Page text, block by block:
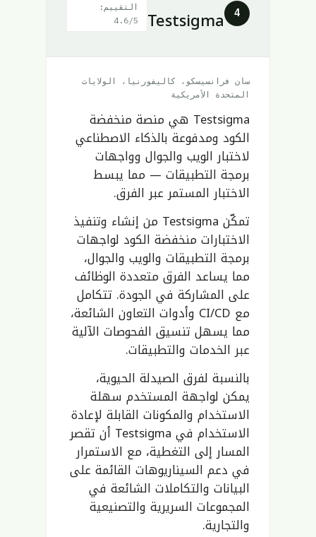
4
Testsigma
التقييم:
4.6/5
سان فرانسيسكو، كاليفورنيا، الولايات
المتحدة الأمريكية
Testsigma هي منصة منخفضة
الكود ومدفوعة بالذكاء الاصطناعي
لاختبار الويب والجوال وواجهات
برمجة التطبيقات — مما يبسط
الاختبار المستمر عبر الفرق.
تمكّن Testsigma من إنشاء وتنفيذ
الاختبارات منخفضة الكود لواجهات
برمجة التطبيقات والويب والجوال،
مما يساعد الفرق متعددة الوظائف
على المشاركة في الجودة. تتكامل
مع CI/CD وأدوات التعاون الشائعة،
مما يسهل تنسيق الفحوصات الآلية
عبر الخدمات والتطبيقات.
بالنسبة لفرق الصيدلة الحيوية،
يمكن لواجهة المستخدم سهلة
الاستخدام والمكونات القابلة لإعادة
الاستخدام في Testsigma أن تقصر
المسار إلى التغطية، مع الاستمرار
في دعم السيناريوهات القائمة على
البيانات والتكاملات الشائعة في
المجموعات السريرية والتصنيعية
والتجارية.